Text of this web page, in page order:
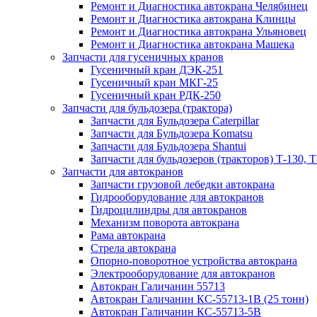
Ремонт и Диагностика автокрана Челябинец
Ремонт и Диагностика автокрана Клинцы
Ремонт и Диагностика автокрана Ульяновец
Ремонт и Диагностика автокрана Машека
Запчасти для гусеничных кранов
Гусеничный кран ДЭК-251
Гусеничный кран МКГ-25
Гусеничный кран РДК-250
Запчасти для бульдозера (трактора)
Запчасти для Бульдозера Caterpillar
Запчасти для Бульдозера Komatsu
Запчасти для Бульдозера Shantui
Запчасти для бульдозеров (тракторов) Т-
Запчасти для автокранов
Запчасти грузовой лебедки автокрана
Гидрооборудование для автокранов
Гидроцилиндры для автокранов
Механизм поворота автокрана
Рама автокрана
Стрела автокрана
Опорно-поворотное устройства автокрана
Электрооборудование для автокранов
Автокран Галичанин 55713
Автокран Галичанин КС-55713-1В (25 тонн)
Автокран Галичанин КС-55713-5В